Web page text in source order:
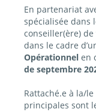
En partenariat
spécialisée dans
conseiller(ère) de
dans le cadre
Opérationnelen
de septembre
Rattaché.e à la/le
principales sont